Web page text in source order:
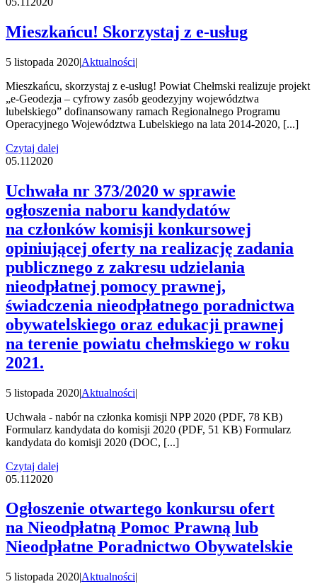
Mieszkańcu! Skorzystaj z e-usług
5 listopada 2020|Aktualności|
Mieszkańcu, skorzystaj z e-usług! Powiat Chełmski realizuje projekt
„e-Geodezja – cyfrowy zasób geodezyjny województwa
lubelskiego” dofinansowany ramach Regionalnego Programu
Operacyjnego Województwa Lubelskiego na lata 2014-2020, [...]
Czytaj dalej
05.11 2020
Uchwała nr 373/2020 w sprawie
ogłoszenia naboru kandydatów
na członków komisji konkursowej
opiniującej oferty na realizację zadania
publicznego z zakresu udzielania
nieodpłatnej pomocy prawnej,
świadczenia nieodpłatnego poradnictwa
obywatelskiego oraz edukacji prawnej
na terenie powiatu chełmskiego w roku
2021.
5 listopada 2020|Aktualności|
Uchwała - nabór na członka komisji NPP 2020 (PDF, 78 KB)
Formularz kandydata do komisji 2020 (PDF, 51 KB) Formularz
kandydata do komisji 2020 (DOC, [...]
Czytaj dalej
05.11 2020
Ogłoszenie otwartego konkursu ofert
na Nieodpłatną Pomoc Prawną lub
Nieodpłatne Poradnictwo Obywatelskie
5 listopada 2020|Aktualności|